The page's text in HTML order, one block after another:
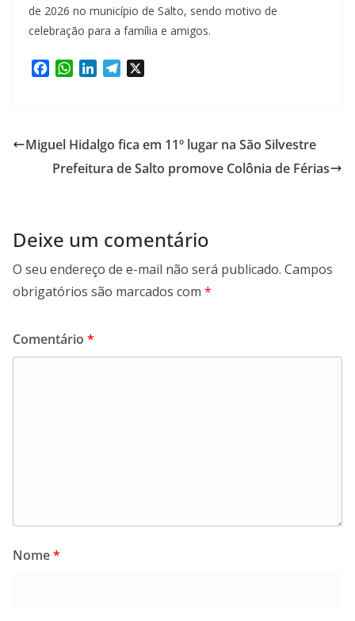
de 2026 no município de Salto, sendo motivo de
celebração para a família e amigos.
b
o
o
W
s
A
p
e
d
I
g
r
a
Miguel Hidalgo fica em 11º lugar na São Silvestre
Prefeitura de Salto promove Colônia de Férias
Deixe um comentário
O seu endereço de e-mail não será publicado. Campos
obrigatórios são marcados com *
Comentário *
Nome*